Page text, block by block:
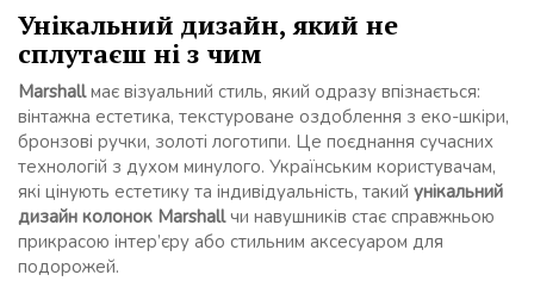
Унікальний дизайн, який не
сплутаєш ні з чим
Marshallмає візуальний стиль, який одразу впізнається:
вінтажна естетика, текстуроване оздоблення з еко-шкіри,
бронзові ручки, золоті логотипи. Це поєднання сучасних
технологій з духом минулого. Українським користувачам,
які цінують естетику та індивідуальність, такий унікальний
дизайн колонок Marshallчи навушників стає справжньою
прикрасою інтер’єру або стильним аксесуаром для
подорожей.